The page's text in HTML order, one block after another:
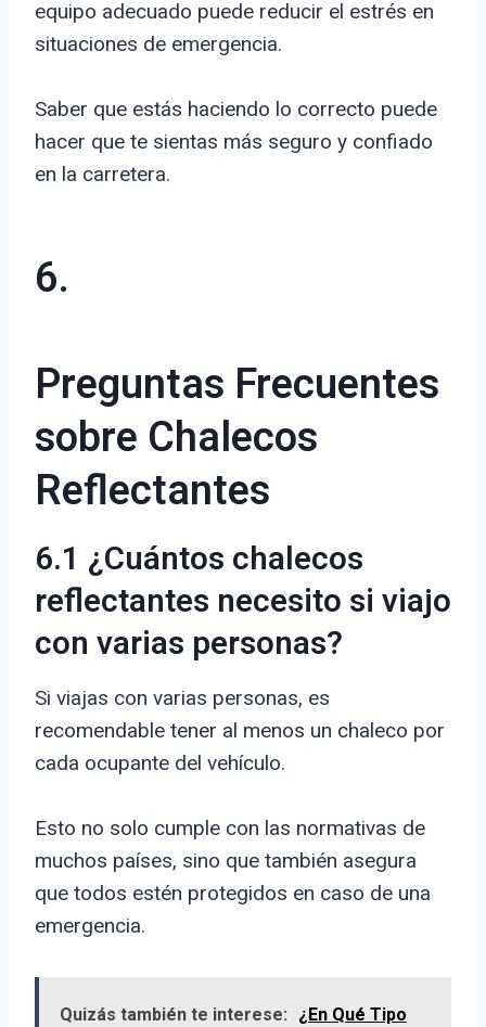
equipo adecuado puede reducir el estrés en
situaciones de emergencia.
Saber que estás haciendo lo correcto puede
hacer que te sientas más seguro y confiado
en la carretera.
6.
Preguntas Frecuentes
sobre Chalecos
Reflectantes
6.1 ¿Cuántos chalecos
reflectantes necesito si viajo
con varias personas?
Si viajas con varias personas, es
recomendable tener al menos un chaleco por
cada ocupante del vehículo.
Esto no solo cumple con las normativas de
muchos países, sino que también asegura
que todos estén protegidos en caso de una
emergencia.
Quizás también te interese:
¿En Qué Tipo